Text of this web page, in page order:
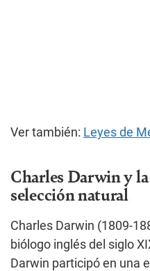
Ver también: Leyes de
Charles Darwin y
selección natural
Charles Darwin (1809-
biólogo inglés del siglo
Darwin participó en una